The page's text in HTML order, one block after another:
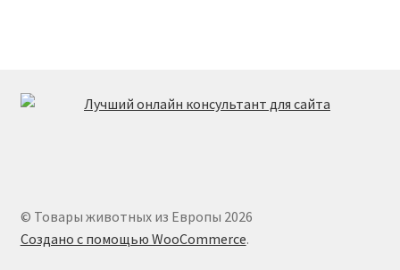
© Товары животных из Европы 2026
Создано с помощью WooCommerce.